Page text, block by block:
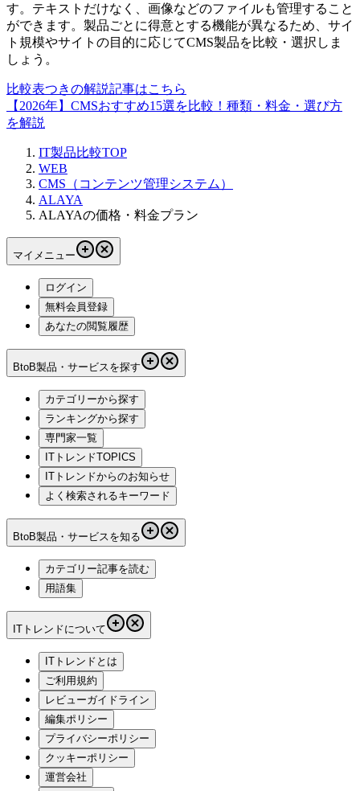
す。テキストだけなく、画像などのファイルも管理すること
ができます。製品ごとに得意とする機能が異なるため、サイ
ト規模やサイトの目的に応じてCMS製品を比較・選択しま
しょう。
比較表つきの解説記事はこちら
【2026年】CMSおすすめ15選を比較！種類・料金・選び方
を解説
IT製品比較TOP
WEB
CMS（コンテンツ管理システム）
ALAYA
ALAYAの価格・料金プラン
マイメニュー
ログイン
無料会員登録
あなたの閲覧履歴
BtoB製品・サービスを探す
カテゴリーから探す
ランキングから探す
専門家一覧
ITトレンドTOPICS
ITトレンドからのお知らせ
よく検索されるキーワード
BtoB製品・サービスを知る
カテゴリー記事を読む
用語集
ITトレンドについて
ITトレンドとは
ご利用規約
レビューガイドライン
編集ポリシー
プライバシーポリシー
クッキーポリシー
運営会社